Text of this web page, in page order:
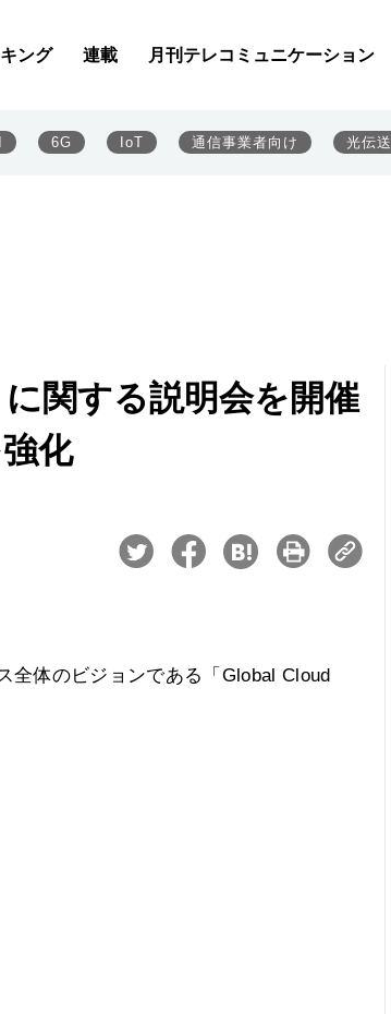
ング 連載 月刊テレコミュニケーション
6G IoT 通信事業者向け 光伝送
関する説明会を開催
化
全体のビジョンである「Global Cloud